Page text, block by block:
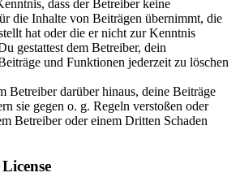
dass der Betreiber keine
die Inhalte von Beiträgen übernimmt, die
hat oder die er nicht zur Kenntnis
gestattest dem Betreiber, dein
und Funktionen jederzeit zu löschen
Betreiber darüber hinaus, deine Beiträge
sie gegen o. g. Regeln verstoßen oder
Betreiber oder einem Dritten Schaden